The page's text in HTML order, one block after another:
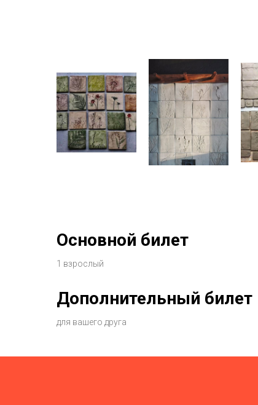
Основной билет
1 взрослый
Дополнительный билет
для вашего друга